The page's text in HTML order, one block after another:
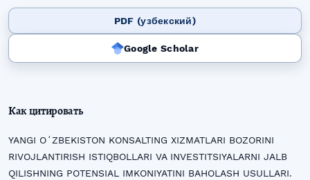
PDF (узбекский)
Google Scholar
Как цитировать
YANGI OʻZBEKISTON KONSALTING XIZMATLARI BOZORINI
RIVOJLANTIRISH ISTIQBOLLARI VA INVESTITSIYALARNI JALB
QILISHNING POTENSIAL IMKONIYATINI BAHOLASH USULLARI.